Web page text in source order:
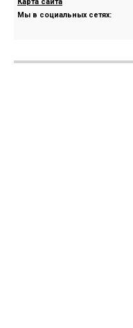
Карта сайта
Мы в социальных сетях: